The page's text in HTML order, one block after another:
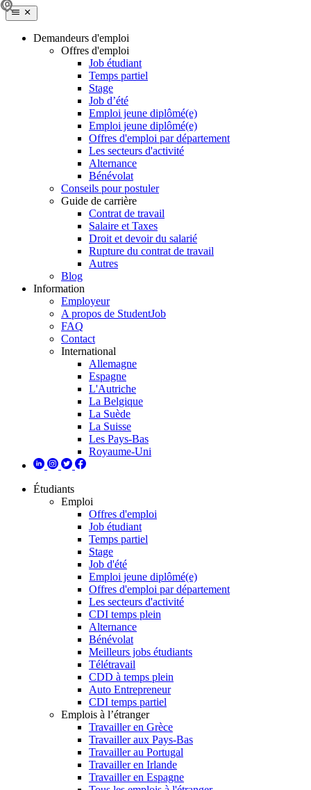
Demandeurs d'emploi
Offres d'emploi
Job étudiant
Temps partiel
Stage
Job d’été
Emploi jeune diplômé(e)
Emploi jeune diplômé(e)
Offres d'emploi par département
Les secteurs d'activité
Alternance
Bénévolat
Conseils pour postuler
Guide de carrière
Contrat de travail
Salaire et Taxes
Droit et devoir du salarié
Rupture du contrat de travail
Autres
Blog
Information
Employeur
A propos de StudentJob
FAQ
Contact
International
Allemagne
Espagne
L'Autriche
La Belgique
La Suède
La Suisse
Les Pays-Bas
Royaume-Uni
Étudiants
Emploi
Offres d'emploi
Job étudiant
Temps partiel
Stage
Job d'été
Emploi jeune diplômé(e)
Offres d'emploi par département
Les secteurs d'activité
CDI temps plein
Alternance
Bénévolat
Meilleurs jobs étudiants
Télétravail
CDD à temps plein
Auto Entrepreneur
CDI temps partiel
Emplois à l’étranger
Travailler en Grèce
Travailler aux Pays-Bas
Travailler au Portugal
Travailler en Irlande
Travailler en Espagne